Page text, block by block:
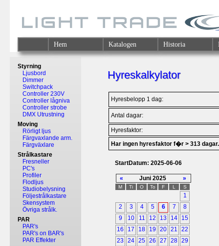
Hem Katalogen Historia
Styrning
Ljusbord
Dimmer
Switchpack
Controller 230V
Controller lågniva
Controller strobe
DMX Utrustning
Moving
Rörligt ljus
Färgvaxlande arm.
Färgväxlare
Strålkastare
Fresneller
PC's
Profiler
Flodljus
Studiobelysning
Följestrålkastare
Skensystem
Övriga strålk.
PAR
PAR's
PAR's on BAR's
PAR Effekter
Hyreskalkylator
Hyresbelopp 1 dag:
Antal dagar:
Hyresfaktor:
Har ingen hyresfaktor f�r > 313 dagar.
StartDatum: 2025-06-06
« Juni 2025 »
M Ti O To F L S
1
2
3 4 5 6 7
8
9
10 11 12 13 14
15
16
17 18 19 20 21
22
23
24 25 26 27 28 29